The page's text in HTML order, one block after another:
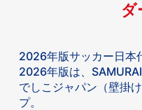
2026年版サッカー日本
2026年版は、
でしこジャパン（壁掛
プ。